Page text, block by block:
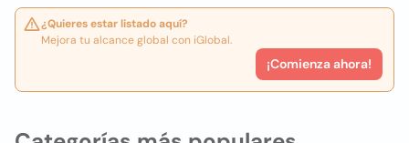
¿Quieres estar listado aquí?
Mejora tu alcance global con iGlobal.
¡Comienza ahora!